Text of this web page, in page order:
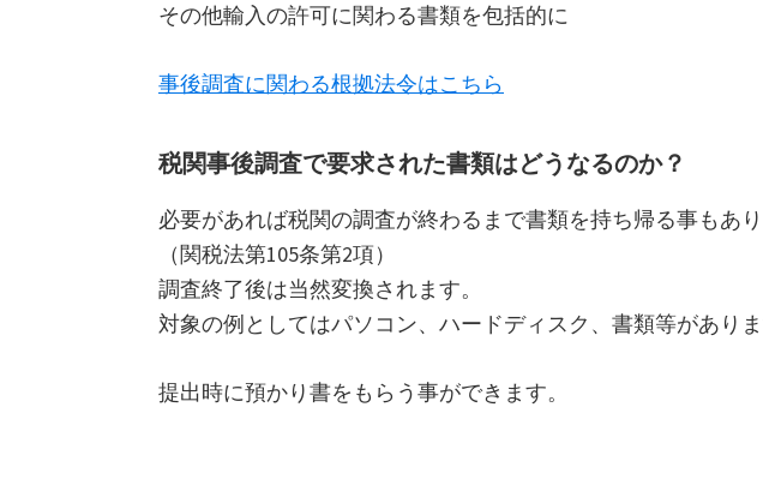
その他輸入の許可に関わる書類を包括的に
事後調査に関わる根拠法令はこちら
税関事後調査で要求された書類はどうなるのか？
必要があれば税関の調査が終わるまで書類を持ち帰る事もあり
（関税法第105条第2項）
調査終了後は当然変換されます。
対象の例としてはパソコン、ハードディスク、書類等がありま
提出時に預かり書をもらう事ができます。